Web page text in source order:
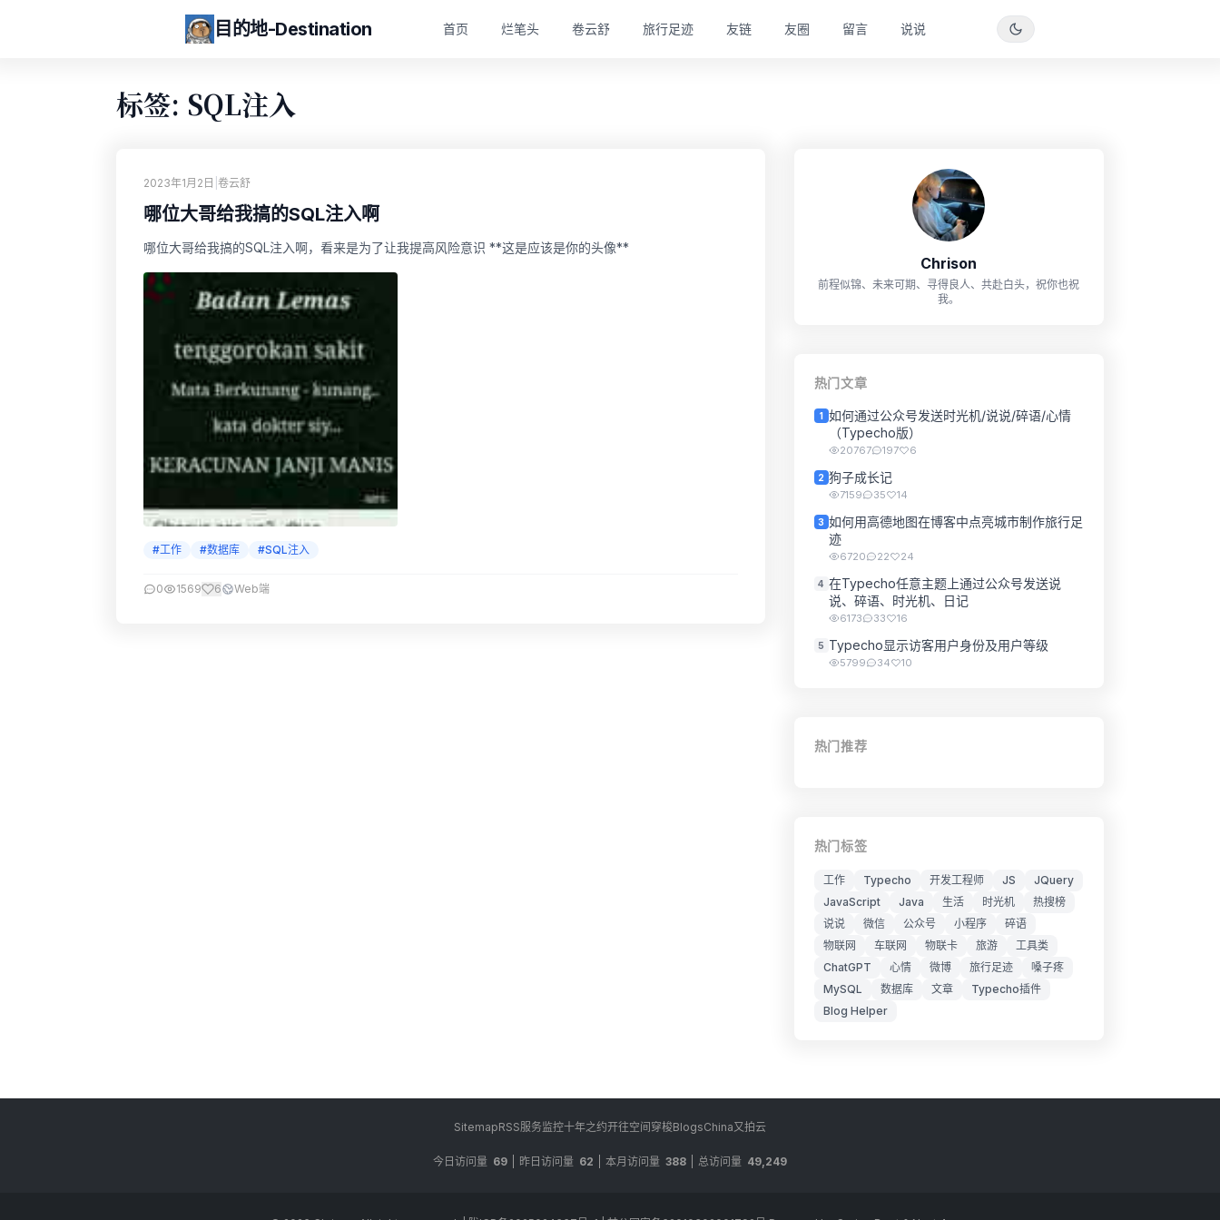
目的地-Destination 首页 烂笔头 卷云舒 旅行足迹 友链 友圈 留言 说说
标签: SQL注入
2023年1月2日 卷云舒
哪位大哥给我搞的SQL注入啊
哪位大哥给我搞的SQL注入啊，看来是为了让我提高风险意识 **这是应该是你的头像**
#工作 #数据库 #SQL注入
0 1569 6 Web端
Chrison
前程似锦、未来可期、寻得良人、共赴白头，祝你也祝
我。
热门文章
1 如何通过公众号发送时光机/说说/碎语/心情
（Typecho版）
20767 197 6
2 狗子成长记
7159 35 14
3 如何用高德地图在博客中点亮城市制作旅行足
迹
6720 22 24
4 在Typecho任意主题上通过公众号发送说
说、碎语、时光机、日记
6173 33 16
5 Typecho显示访客用户身份及用户等级
5799 34 10
热门推荐
热门标签
工作 Typecho 开发工程师 JS
JQuery
JavaScript
Java 生活 时光机
热搜榜
说说
微信 公众号 小程序
碎语
物联网
车联网 物联卡 旅游
工具类
ChatGPT
心情 微博 旅行足迹
嗓子疼
MySQL
数据库 文章
Typecho插件
Blog Helper
SitemapRSS服务监控十年之约开往空间穿梭BlogsChina又拍云
今日访问量 69 昨日访问量 62 本月访问量 388 总访问量 49,249